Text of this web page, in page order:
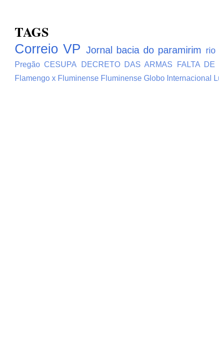
TAGS
Correio VP Jornal bacia do paramirim rio
Pregão CESUPA DECRETO DAS ARMAS
FALTA DE
Flamengo x Fluminense Fluminense Globo Internacional